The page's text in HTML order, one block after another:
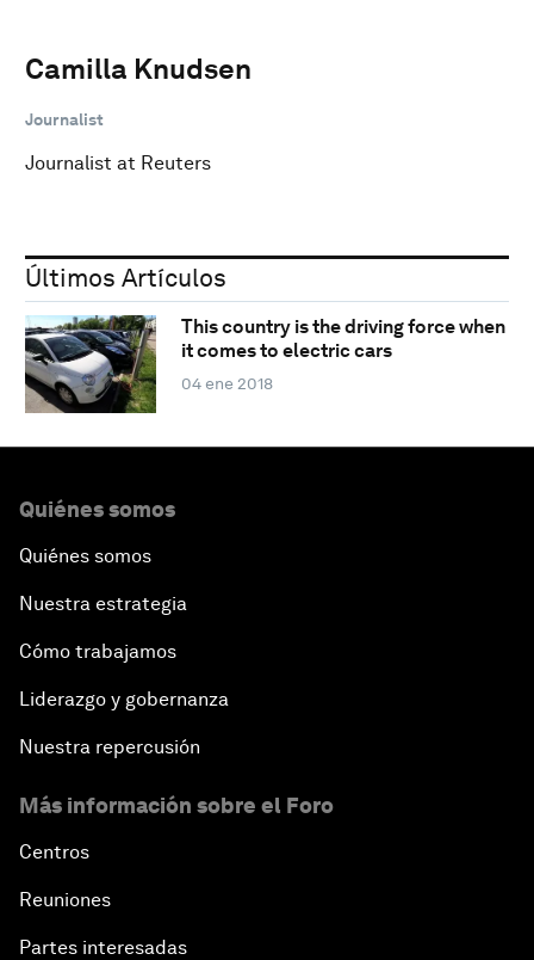
Camilla Knudsen
Journalist
Journalist at Reuters
Últimos Artículos
This country is the driving force when
it comes to electric cars
04 ene 2018
Quiénes somos
Quiénes somos
Nuestra estrategia
Cómo trabajamos
Liderazgo y gobernanza
Nuestra repercusión
Más información sobre el Foro
Centros
Reuniones
Partes interesadas